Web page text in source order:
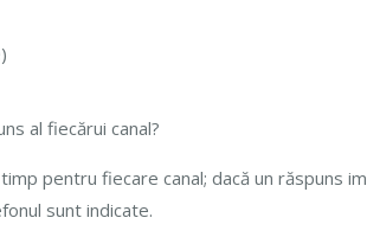
al fiecărui canal?
pentru fiecare canal; dacă un răspuns
sunt indicate.